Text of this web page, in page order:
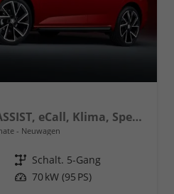
Extra FRONT+LANE ASSIST, eCall, Klima, Speedlimiter, Parksensoren hinten, ISOFIX, Full LED vorn, uvm.
Neuwagen
Getriebe Schalt. 5-Gang
Leistung 70 kW (95 PS)